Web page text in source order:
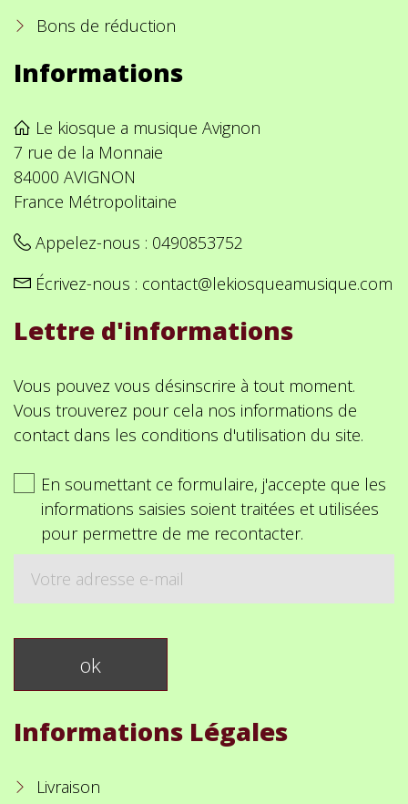
Bons de réduction
Informations
Le kiosque a musique Avignon
7 rue de la Monnaie
84000 AVIGNON
France Métropolitaine
Appelez-nous : 0490853752
Écrivez-nous : contact@lekiosqueamusique.com
Lettre d'informations
Vous pouvez vous désinscrire à tout moment.
Vous trouverez pour cela nos informations de
contact dans les conditions d'utilisation du site.
En soumettant ce formulaire, j'accepte que les
informations saisies soient traitées et utilisées
pour permettre de me recontacter.
Informations Légales
Livraison